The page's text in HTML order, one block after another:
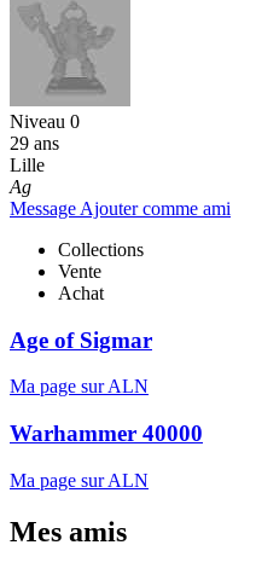
Niveau 0
29 ans
Lille
Ag
Message Ajouter comme ami
Collections
Vente
Achat
Age of Sigmar
Ma page sur ALN
Warhammer 40000
Ma page sur ALN
Mes amis